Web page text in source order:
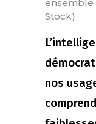
ensemble
Stock)
nos